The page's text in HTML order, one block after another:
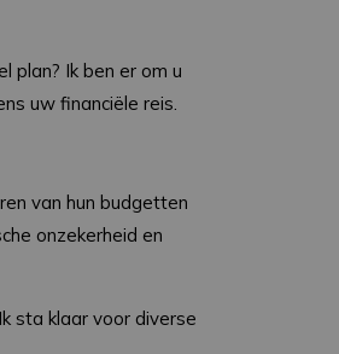
plan? Ik ben er om u
uw financiële reis.
van hun budgetten
onzekerheid en
sta klaar voor diverse